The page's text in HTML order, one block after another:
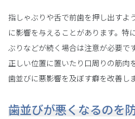
指しゃぶりや舌で前歯を押し出すよ
に影響を与えることがあります。特
ぶりなどが続く場合は注意が必要で
正しい位置に置いたり口周りの筋肉
歯並びに悪影響を及ぼす癖を改善しま
歯並びが悪くなるのを